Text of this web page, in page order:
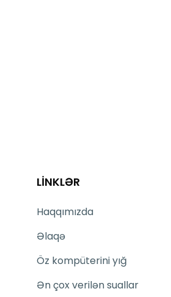
LİNKLƏR
Haqqımızda
Əlaqə
Öz kompüterini yığ
Ən çox verilən suallar